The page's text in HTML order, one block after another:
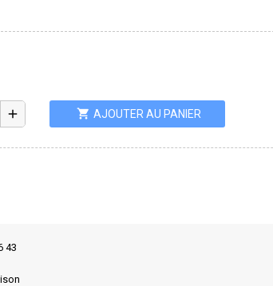
add shopping_cart AJOUTER AU PANIER
43